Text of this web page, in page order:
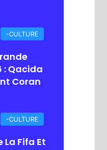
-CULTURE
: Qacida
Coran
-CULTURE
La Fifa Et